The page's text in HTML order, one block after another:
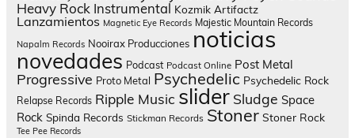
Heavy Rock Instrumental Kozmik Artifactz
Lanzamientos Magnetic Eye Records Majestic Mountain Records
Napalm Records Nooirax Producciones noticias
novedades Podcast Podcast Online Post Metal
Progressive Proto Metal Psychedelic Psychedelic Rock
Relapse Records Ripple Music slider Sludge Space
Rock Spinda Records Stickman Records Stoner Stoner Rock
Tee Pee Records